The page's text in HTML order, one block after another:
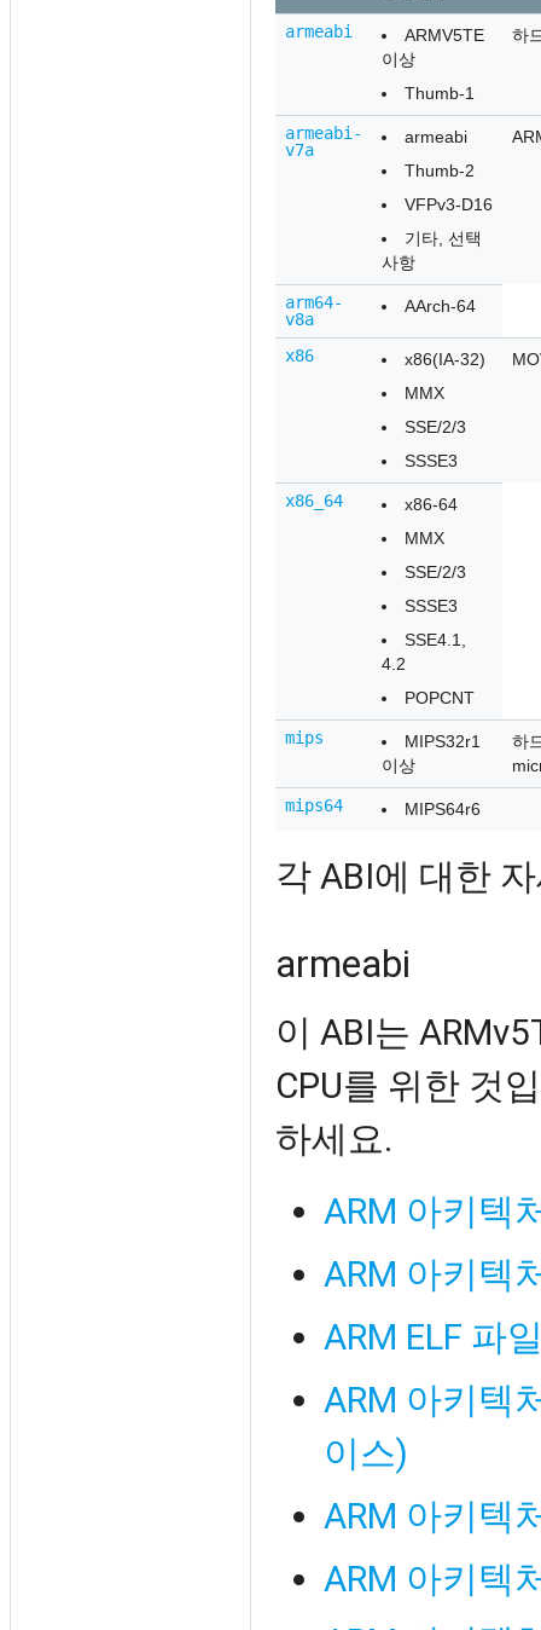
armeabi
ARMV5TE
이상
Thumb-1
하
armeabi-
v7a
armeabi
Thumb-2
VFPv3-D16
기타, 선택
사항
arm64-
v8a
AArch-64
x86
x86(IA-32)
MMX
SSE/2/3
SSSE3
x86_64
x86-64
MMX
SSE/2/3
SSSE3
SSE4.1,
4.2
POPCNT
mips
MIPS32r1
이상
하
mips64 MIPS64r6
각 ABI에 대한
armeabi
이 ABI는
CPU를 위한 것
하세요.
ARM 아키텍
ARM 아키텍
ARM ELF 파
ARM 아키텍
이스)
ARM 아키텍
ARM 아키텍